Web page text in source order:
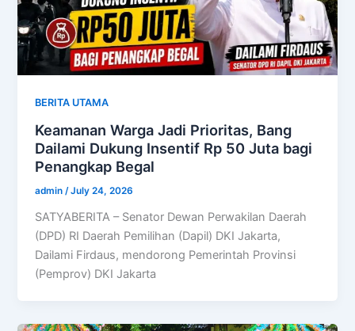
BERITA UTAMA
Keamanan Warga Jadi Prioritas, Bang
Dailami Dukung Insentif Rp 50 Juta bagi
Penangkap Begal
admin /July 24, 2026
SATYABERITA – Senator Dewan Perwakilan Daerah
(DPD) RI Daerah Pemilihan (Dapil) DKI Jakarta,
Dailami Firdaus, mendorong Pemerintah Provinsi
(Pemprov) DKI Jakarta